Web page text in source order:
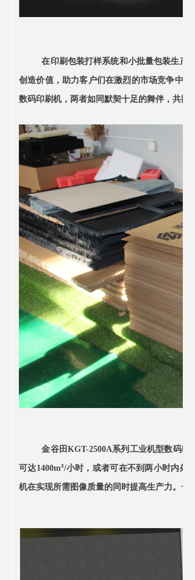
在印刷包装打样系统和小批量包装生产中
创造价值，助力客户们在激烈的市场竞争中
数码印刷机，两者如同默契十足的舞伴，共同
金谷田KGT-2500A系列工业机型数码印
可达1400m²/小时，或者可在不到两小时内处
机在实现所需图像质量的同时提高生产力。